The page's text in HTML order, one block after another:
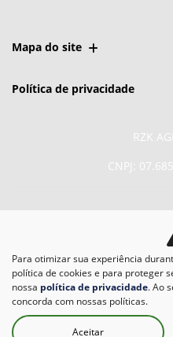
Mapa do site
Política de privacidade
RZK
CNPJ:
No trânsito, enxergar
outro salva vidas.
Para otimizar sua experiência
política de cookies e para proteger
nossa política de privacidade. Ao
concorda com nossas políticas.
Aceitar